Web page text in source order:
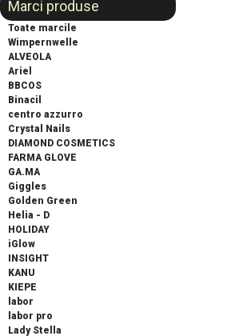
Marci produse
Toate marcile
Wimpernwelle
ALVEOLA
Ariel
BBCOS
Binacil
centro azzurro
Crystal Nails
DIAMOND COSMETICS
FARMA GLOVE
GA.MA
Giggles
Golden Green
Helia - D
HOLIDAY
iGlow
INSIGHT
KANU
KIEPE
labor
labor pro
Lady Stella